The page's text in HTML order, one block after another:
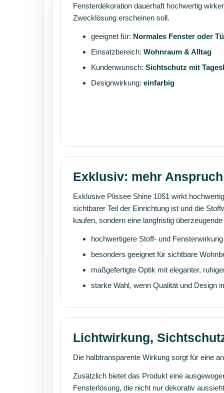
Fensterdekoration dauerhaft hochwertig
Zwecklösung erscheinen soll.
geeignet für: Normales Fenster oder
Einsatzbereich: Wohnraum & Alltag
Kundenwunsch: Sichtschutz mit
Designwirkung: einfarbig
Exklusiv: mehr
Exklusive Plissee Shine 1051 wirkt
sichtbarer Teil der Einrichtung ist und die
kaufen, sondern eine langfristig
hochwertigere Stoff- und
besonders geeignet für sichtbare
maßgefertigte Optik mit eleganter,
starke Wahl, wenn Qualität und Design
Lichtwirkung,
Die halbtransparente Wirkung sorgt für eine
Zusätzlich bietet das Produkt eine
Fensterlösung, die nicht nur dekorativ